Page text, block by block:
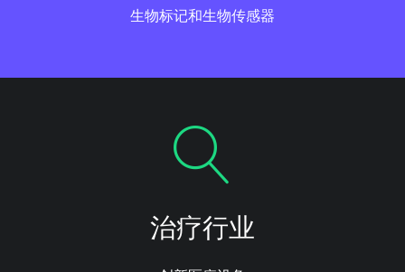
治疗行业
生物标记和生物传感器